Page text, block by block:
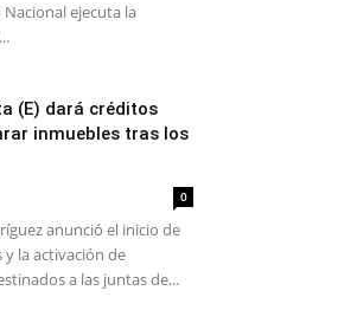
Nacional ejecuta la
(E) dará créditos
inmuebles tras los
0
anunció el inicio de
y la activación de
a las juntas de...